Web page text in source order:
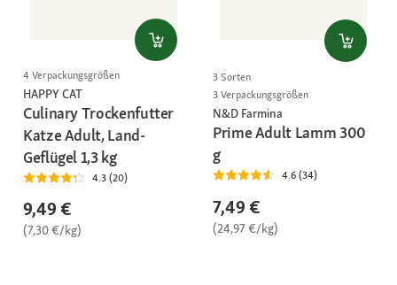
4 Verpackungsgrößen
HAPPY CAT
Culinary Trockenfutter
Katze Adult, Land-
Geflügel 1,3 kg
4.3 (20)
9,49 €
(7,30 €/kg)
3 Sorten
3 Verpackungsgrößen
N&D Farmina
Prime Adult Lamm 300
g
4.6 (34)
7,49 €
(24,97 €/kg)